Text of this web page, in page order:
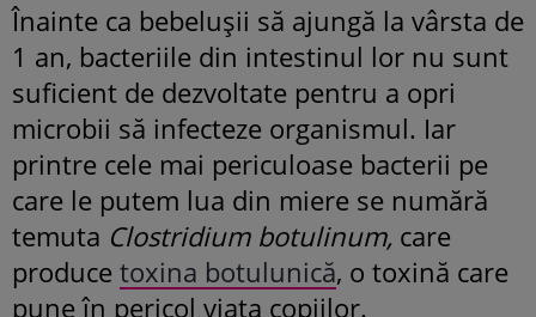
Înainte ca bebelușii să ajungă la vârsta de
1 an, bacteriile din intestinul lor nu sunt
suficient de dezvoltate pentru a opri
microbii să infecteze organismul. Iar
printre cele mai periculoase bacterii pe
care le putem lua din miere se numără
temuta Clostridium botulinum, care
produce toxina botulunică, o toxină care
pune în pericol viața copiilor.